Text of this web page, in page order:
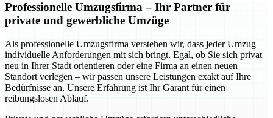
Professionelle Umzugsfirma – Ihr Partner für
private und gewerbliche Umzüge
Als professionelle Umzugsfirma verstehen wir, dass jeder Umzug
individuelle Anforderungen mit sich bringt. Egal, ob Sie sich privat
neu in Ihrer Stadt orientieren oder eine Firma an einen neuen
Standort verlegen – wir passen unsere Leistungen exakt auf Ihre
Bedürfnisse an. Unsere Erfahrung ist Ihr Garant für einen
reibungslosen Ablauf.